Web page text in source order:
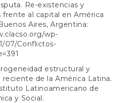
Re-existencias y
al capital en América
Aires, Argentina:
wp-
07/Conflictos-
estructural y
de la América Latina.
Latinoamericano de
y Social.